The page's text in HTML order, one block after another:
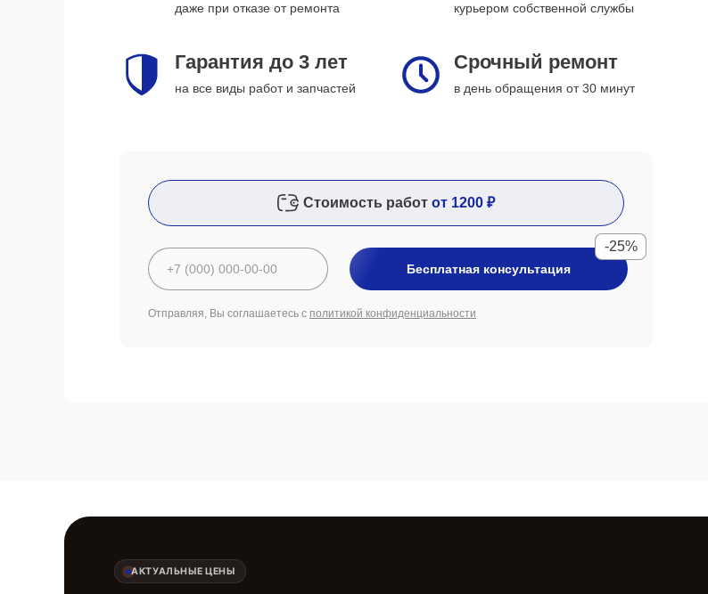
даже при отказе от ремонта курьером собственной службы
Гарантия до 3 лет
на все виды работ и запчастей
Срочный ремонт
в день обращения от 30 минут
Стоимость работ от 1200 ₽
Бесплатная консультация
-25%
Отправляя, Вы соглашаетесь с политикой конфиденциальности
АКТУАЛЬНЫЕ ЦЕНЫ